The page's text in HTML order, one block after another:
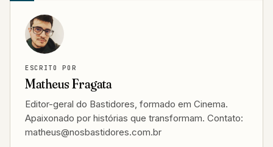
ESCRITO POR
Matheus Fragata
Editor-geral do Bastidores, formado em Cinema.
Apaixonado por histórias que transformam. Contato:
matheus@nosbastidores.com.br